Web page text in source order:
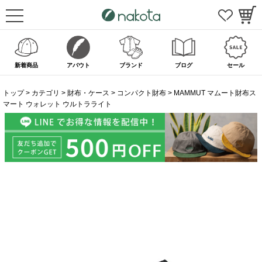
新着商品 アバウト ブランド ブログ セール
トップ カテゴリ 財布・ケース コンパクト財布
MAMMUT マムート財布ス
マート ウォレット ウルトラライト